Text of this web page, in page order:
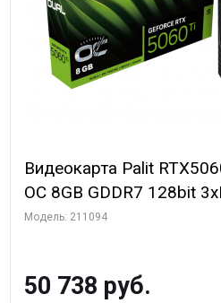
Видеокарта Palit
OC 8GB GDDR7 128bit
2FAN RTL
Модель: 211094
50 738 руб.